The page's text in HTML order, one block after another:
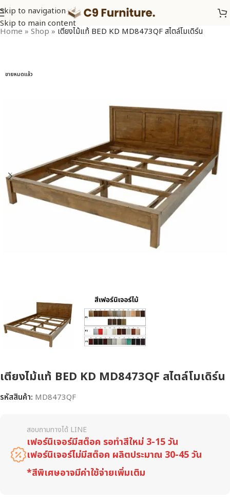
Skip to navigation
Skip to main content
Home » Shop » เตียงไม้แท้ BED KD MD8473QF สไตล์โมเดิร์น
ขายหมดแล้ว
เตียงไม้แท้ BED KD MD8473QF สไตล์โมเดิร์น
รหัสสินค้า: MD8473QF
สอบถามทางได้ LINE
เฟอร์นิเจอร์มีสต็อค รอทำสีใหม่ 3-15 วัน
เฟอร์นิเจอร์ไม่มีสต็อค ผลิตประมาณ 30-45 วัน
*สีพิเศษอาจมีค่าใช้จ่ายเพิ่มเติม